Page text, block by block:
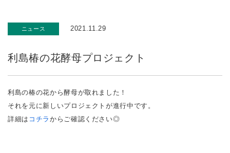
ニュース 2021.11.29
利島椿の花酵母プロジェクト
利島の椿の花から酵母が取れました！
それを元に新しいプロジェクトが進行中です。
詳細は コチラ からご確認ください◎